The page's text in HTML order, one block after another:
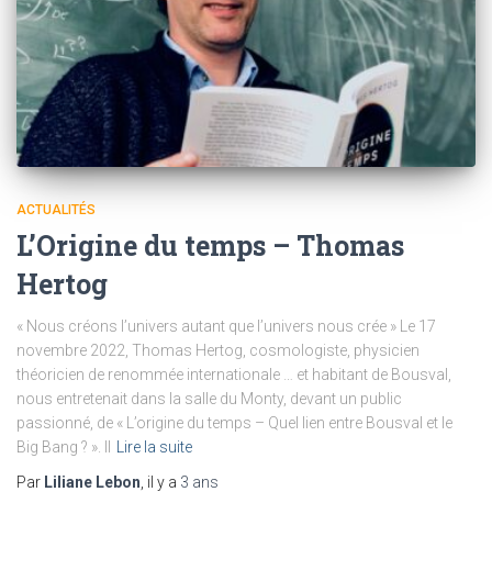
ACTUALITÉS
L’Origine du temps – Thomas
Hertog
« Nous créons l’univers autant que l’univers nous crée » Le 17
novembre 2022, Thomas Hertog, cosmologiste, physicien
théoricien de renommée internationale … et habitant de Bousval,
nous entretenait dans la salle du Monty, devant un public
passionné, de « L’origine du temps – Quel lien entre Bousval et le
Big Bang ? ». Il
Lire la suite
Par Liliane Lebon , il y a 3 ans